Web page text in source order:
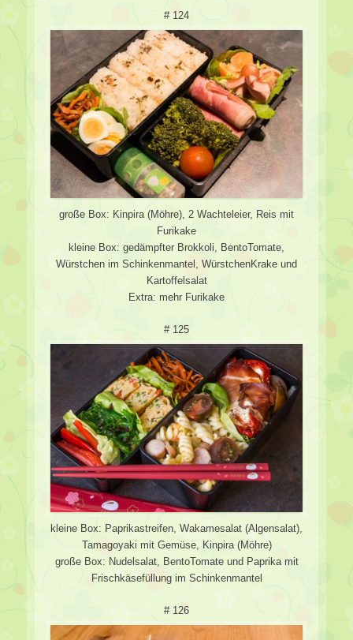
# 124
große Box: Kinpira (Möhre), 2 Wachteleier, Reis mit
Furikake
kleine Box: gedämpfter Brokkoli, BentoTomate,
Würstchen im Schinkenmantel, WürstchenKrake und
Kartoffelsalat
Extra: mehr Furikake
# 125
kleine Box: Paprikastreifen, Wakamesalat (Algensalat),
Tamagoyaki mit Gemüse, Kinpira (Möhre)
große Box: Nudelsalat, BentoTomate und Paprika mit
Frischkäsefüllung im Schinkenmantel
# 126